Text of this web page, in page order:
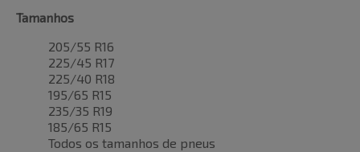
Tamanhos
205/55 R16
225/45 R17
225/40 R18
195/65 R15
235/35 R19
185/65 R15
Todos os tamanhos de pneus